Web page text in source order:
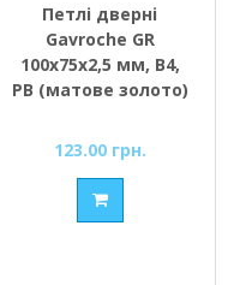
Петлі дверні
Gavroche GR
100x75x2,5 мм, B4,
PB (матове золото)
123.00 грн.